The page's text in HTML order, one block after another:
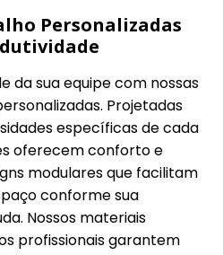
Personalizadas
da sua equipe com nossas
Projetadas
específicas de cada
oferecem conforto e
modulares que facilitam
conforme sua
Nossos materiais
profissionais garantem